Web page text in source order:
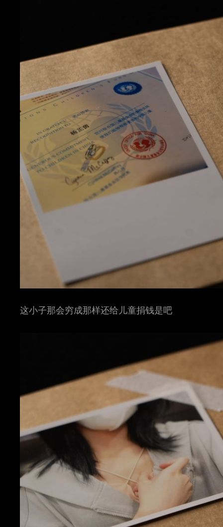
这小子那会穷成那样还给儿童捐钱是吧